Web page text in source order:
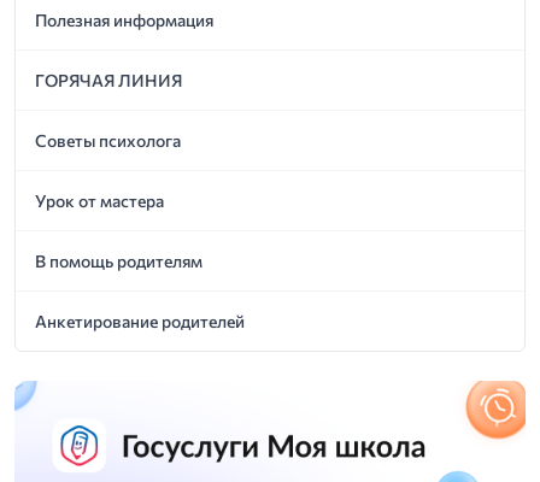
Полезная информация
ГОРЯЧАЯ ЛИНИЯ
Советы психолога
Урок от мастера
В помощь родителям
Анкетирование родителей